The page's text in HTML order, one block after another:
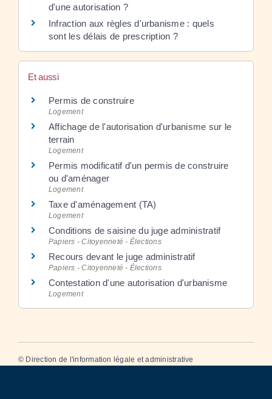
d'une autorisation ?
Infraction aux règles d'urbanisme : quels
sont les délais de prescription ?
Et aussi
Permis de construire
Logement
Affichage de l'autorisation d'urbanisme sur le
terrain
Logement
Permis modificatif d'un permis de construire
ou d'aménager
Logement
Taxe d'aménagement (TA)
Logement
Conditions de saisine du juge administratif
Papiers - Citoyenneté - Élections
Recours devant le juge administratif
Papiers - Citoyenneté - Élections
Contestation d'une autorisation d'urbanisme
Logement
© Direction de l'information légale et administrative